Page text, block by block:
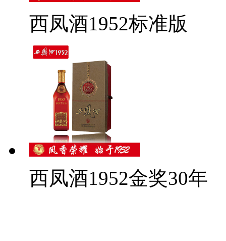
西凤酒1952标准版
西凤酒1952金奖30年